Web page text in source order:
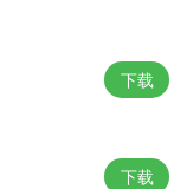
下载
下载